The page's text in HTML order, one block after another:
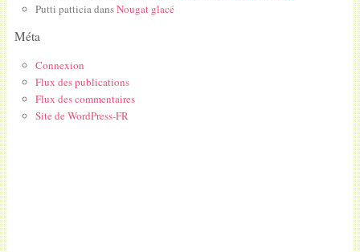
Putti patticiadansNougat glacé
Méta
Connexion
Flux des publications
Flux des commentaires
Site de WordPress-FR